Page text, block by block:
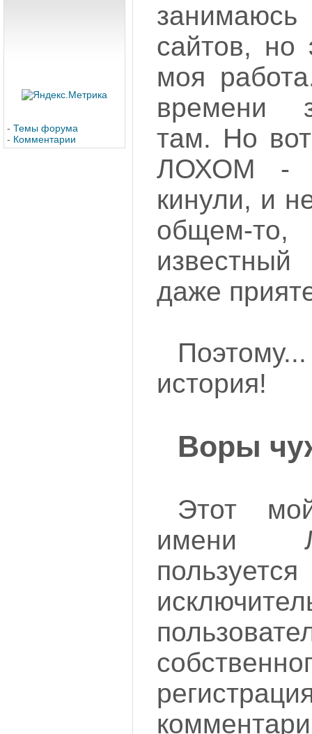
- Темы форума
- Комментарии
сайтов, но
моя
времени
там. Но
ЛОХОМ -
кинули, и
общем-
даже
история!
Воры
Этот
имени